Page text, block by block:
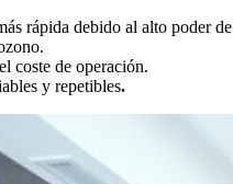
rápida debido al alto poder de
coste de operación.
y repetibles.